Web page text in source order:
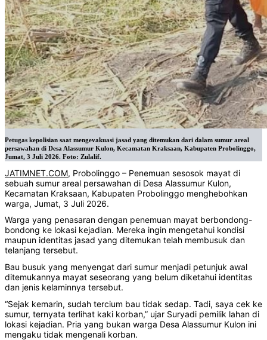
Petugas kepolisian saat mengevakuasi jasad yang ditemukan dari dalam sumur areal
persawahan di Desa Alassumur Kulon, Kecamatan Kraksaan, Kabupaten Probolinggo,
Jumat, 3 Juli 2026. Foto: Zulalif.
JATIMNET.COM, Probolinggo – Penemuan sesosok mayat di
sebuah sumur areal persawahan di Desa Alassumur Kulon,
Kecamatan Kraksaan, Kabupaten Probolinggo menghebohkan
warga, Jumat, 3 Juli 2026.
Warga yang penasaran dengan penemuan mayat berbondong-
bondong ke lokasi kejadian. Mereka ingin mengetahui kondisi
maupun identitas jasad yang ditemukan telah membusuk dan
telanjang tersebut.
Bau busuk yang menyengat dari sumur menjadi petunjuk awal
ditemukannya mayat seseorang yang belum diketahui identitas
dan jenis kelaminnya tersebut.
“Sejak kemarin, sudah tercium bau tidak sedap. Tadi, saya cek ke
sumur, ternyata terlihat kaki korban,” ujar Suryadi pemilik lahan di
lokasi kejadian. Pria yang bukan warga Desa Alassumur Kulon ini
mengaku tidak mengenali korban.